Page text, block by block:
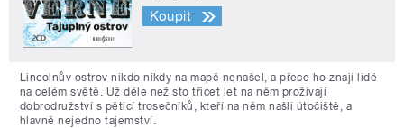
Koupit
Lincolnův ostrov nikdo nikdy na mapě nenašel, a přece ho znají lidé
na celém světě. Už déle než sto třicet let na něm prožívají
dobrodružství s pěticí trosečníků, kteří na něm našli útočiště, a
hlavně nejedno tajemství.